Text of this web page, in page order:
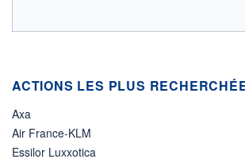
ACTIONS LES PLUS
Axa
Air France-KLM
Essilor Luxxotica